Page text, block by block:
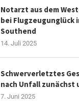
Notarzt aus dem
bei Flugzeugunglück
Southend
14. Juli 2025
Schwerverletztes
nach Unfall zunächst
7. Juni 2025